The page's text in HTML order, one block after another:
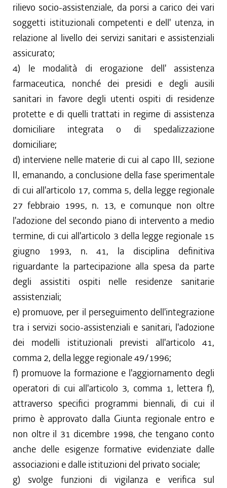
rilievo socio-assistenziale, da porsi a carico dei vari
soggetti istituzionali competenti e dell' utenza, in
relazione al livello dei servizi sanitari e assistenziali
assicurato;
4) le modalità di erogazione dell' assistenza
farmaceutica, nonché dei presidi e degli ausili
sanitari in favore degli utenti ospiti di residenze
protette e di quelli trattati in regime di assistenza
domiciliare integrata o di spedalizzazione
domiciliare;
d) interviene nelle materie di cui al capo III, sezione
II, emanando, a conclusione della fase sperimentale
di cui all'articolo 17, comma 5, della legge regionale
27 febbraio 1995, n. 13, e comunque non oltre
l'adozione del secondo piano di intervento a medio
termine, di cui all'articolo 3 della legge regionale 15
giugno 1993, n. 41, la disciplina definitiva
riguardante la partecipazione alla spesa da parte
degli assistiti ospiti nelle residenze sanitarie
assistenziali;
e) promuove, per il perseguimento dell'integrazione
tra i servizi socio-assistenziali e sanitari, l'adozione
dei modelli istituzionali previsti all'articolo 41,
comma 2, della legge regionale 49/1996;
f) promuove la formazione e l'aggiornamento degli
operatori di cui all'articolo 3, comma 1, lettera f),
attraverso specifici programmi biennali, di cui il
primo è approvato dalla Giunta regionale entro e
non oltre il 31 dicembre 1998, che tengano conto
anche delle esigenze formative evidenziate dalle
associazioni e dalle istituzioni del privato sociale;
g) svolge funzioni di vigilanza e verifica sul